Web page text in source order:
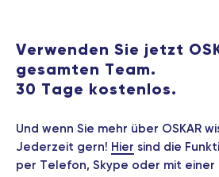
Verwenden Sie jetzt
gesamten Team.
30 Tage kostenlos.
Und wenn Sie mehr über OSKAR
Jederzeit gern! Hier sind die
per Telefon, Skype oder mit